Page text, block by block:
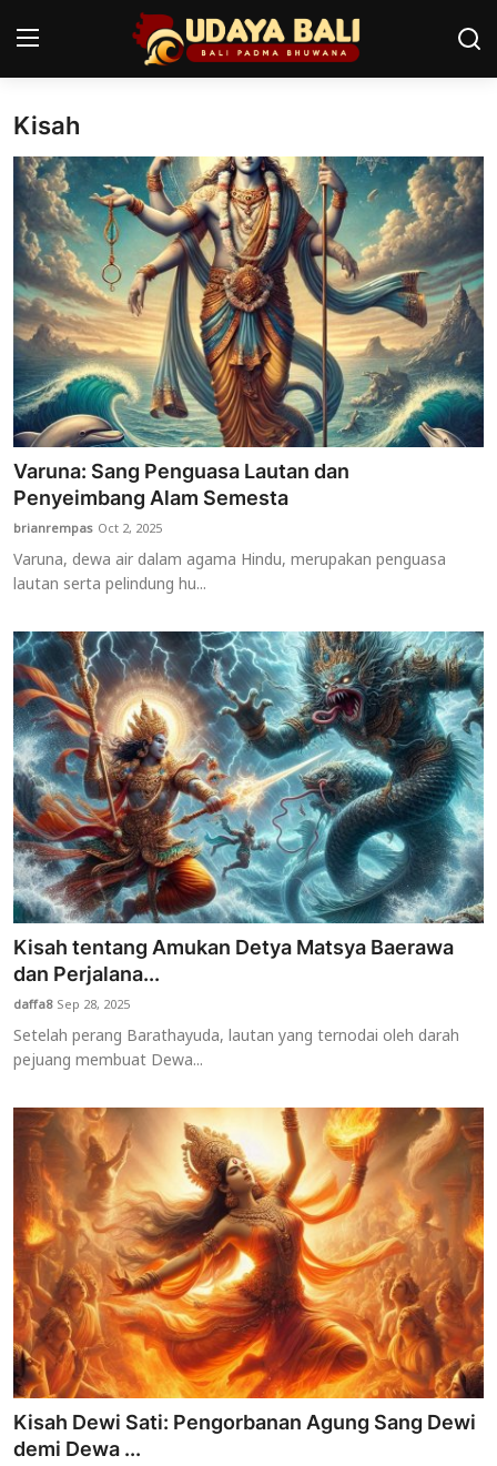
Home
Pura
Desa Adat
Tradisi
Kearifan lokal
Alam Bali
Seni
Kisah
Usadha
Indonesia
Kisah
Varuna: Sang Penguasa Lautan dan
Penyeimbang Alam Semesta
brianrempas Oct 2, 2025
Varuna, dewa air dalam agama Hindu, merupakan penguasa
lautan serta pelindung hu...
Kisah tentang Amukan Detya Matsya Baerawa
dan Perjalana...
daffa8 Sep 28, 2025
Setelah perang Barathayuda, lautan yang ternodai oleh darah
pejuang membuat Dewa...
Kisah Dewi Sati: Pengorbanan Agung Sang Dewi
demi Dewa ...